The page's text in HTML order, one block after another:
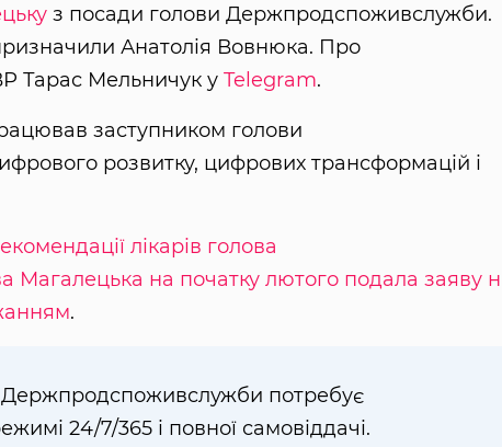
з посади голови Держпродспоживслужби.
Анатолія Вовнюка. Про
Тарас Мельничук у Telegram.
заступником голови
розвитку, цифрових трансформацій і
лікарів голова
на початку лютого подала заяву
.
Держпродспоживслужби потребує
24/7/365 і повної самовіддачі.